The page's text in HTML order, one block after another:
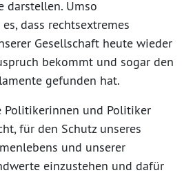
darstellen. Umso
dass rechtsextremes
Gesellschaft heute wieder
bekommt und sogar den
gefunden hat.
Politikerinnen und Politiker
für den Schutz unseres
und unserer
einzustehen und dafür